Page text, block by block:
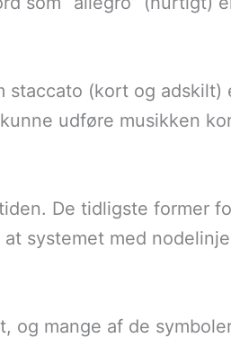
(kort og adskilt)
udføre musikken
De tidligste former
systemet med
mange af de